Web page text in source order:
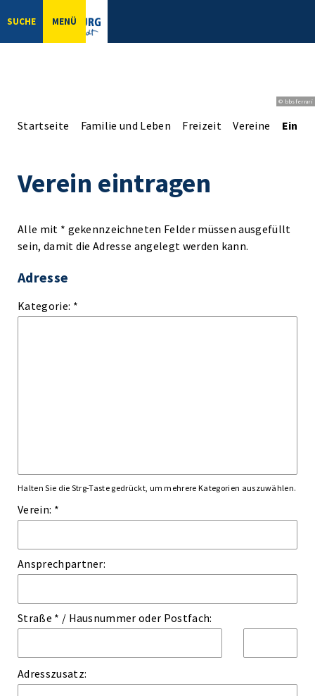
SUCHE MENÜ
© bbsferrari
Startseite Familie und Leben Freizeit Vereine
Verein eintragen
Alle mit * gekennzeichneten Felder müssen ausgefüllt
sein, damit die Adresse angelegt werden kann.
Adresse
Kategorie: *
Halten Sie die Strg-Taste gedrückt, um mehrere Kategorien auszuwählen.
Verein: *
Ansprechpartner:
Straße * / Hausnummer oder Postfach:
Adresszusatz: